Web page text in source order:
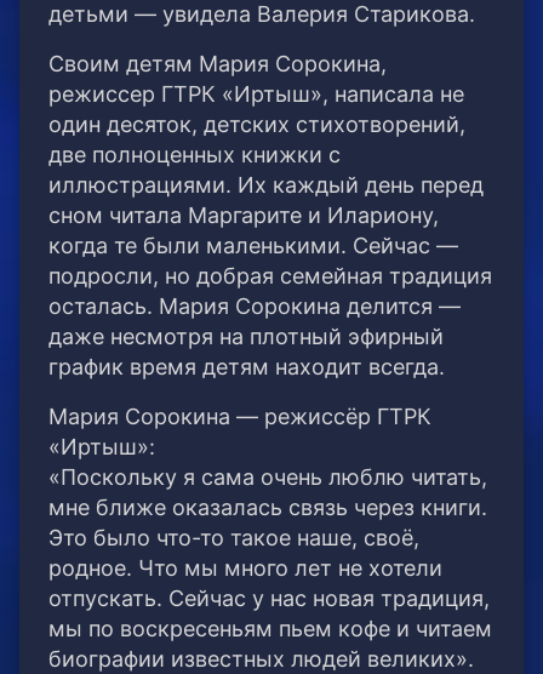
детьми — увидела Валерия Старикова.
Своим детям Мария Сорокина,
режиссер ГТРК «Иртыш», написала не
один десяток, детских стихотворений,
две полноценных книжки с
иллюстрациями. Их каждый день перед
сном читала Маргарите и Илариону,
когда те были маленькими. Сейчас —
подросли, но добрая семейная традиция
осталась. Мария Сорокина делится —
даже несмотря на плотный эфирный
график время детям находит всегда.
Мария Сорокина — режиссёр ГТРК
«Иртыш»:
«Поскольку я сама очень люблю читать,
мне ближе оказалась связь через книги.
Это было что-то такое наше, своё,
родное. Что мы много лет не хотели
отпускать. Сейчас у нас новая традиция,
мы по воскресеньям пьем кофе и читаем
биографии известных людей великих».